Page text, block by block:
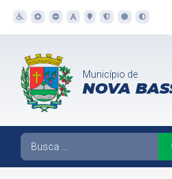
Município de
NOVA